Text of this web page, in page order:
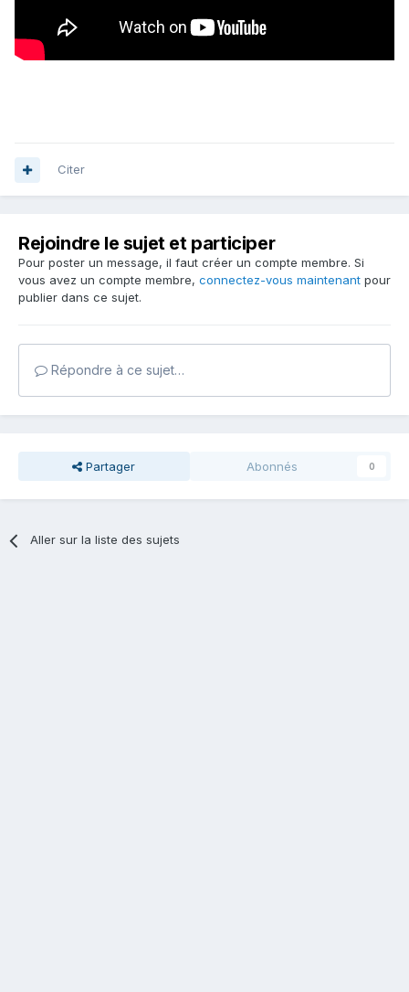
Citer
Rejoindre le sujet et participer
Pour poster un message, il faut créer un compte membre. Si
vous avez un compte membre, connectez-vous maintenant pour
publier dans ce sujet.
Répondre à ce sujet…
Partager Abonnés 0
Aller sur la liste des sujets